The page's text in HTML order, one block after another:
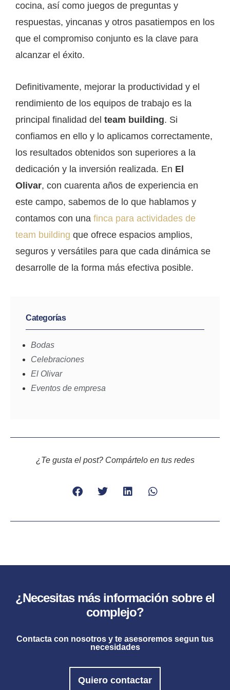
cocina, así como juegos de preguntas y
respuestas, yincanas y otros pasatiempos en los
que el compromiso conjunto es la clave para
alcanzar el éxito.
Definitivamente, mejorar la productividad y el
rendimiento de los equipos de trabajo es la
principal finalidad del team building. Si
confiamos en ello y lo aplicamos correctamente,
los resultados obtenidos son superiores a la
dedicación y la inversión realizada. En El
Olivar, con cuarenta años de experiencia en
este campo, sabemos de lo que hablamos y
contamos con una finca para actividades de
team building que ofrece espacios amplios,
seguros y versátiles para que cada dinámica se
desarrolle de la forma más efectiva posible.
Categorías
Bodas
Celebraciones
El Olivar
Eventos de empresa
¿Te gusta el post? Compártelo en tus redes
¿Necesitas más información sobre el
complejo?
Contacta con nosotros y te asesoremos segun tus
necesidades
Quiero contactar